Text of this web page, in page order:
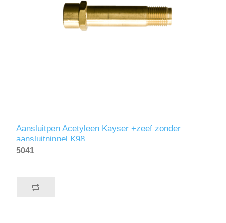
Aansluitpen Acetyleen Kayser +zeef zonder
aansluitnippel K98
5041